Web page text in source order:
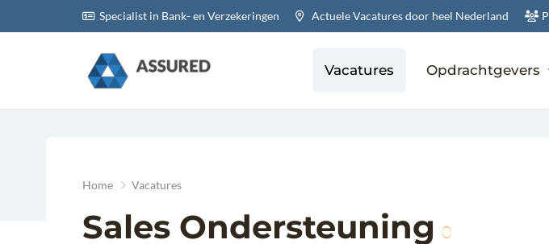
Home Vacatures
Sales Ondersteuning 0
Specialist in Bank- en Verzekeringen Actuele Vacatures door heel Nederland
Vacatures Opdrachtgevers